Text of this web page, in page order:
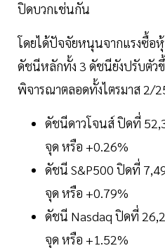
ปิดบวกเช่นกัน
โดยได้ปัจจัยหนุนจากแรงซื้อ
ดัชนีหลักทั้ง 3 ดัชนียังปรับตัวขึ้
พิจารณาตลอดทั้งไตรมาส 2/
ดัชนีดาวโจนส์ ปิดที่
จุด หรือ +0.26%
ดัชนี S&P500 ปิดที่
จุด หรือ +0.79%
ดัชนี Nasdaq ปิดที่
จุด หรือ +1.52%